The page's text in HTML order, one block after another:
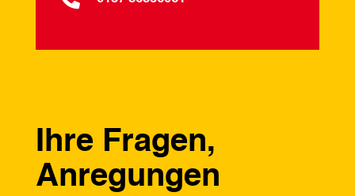
Ihre Fragen,
Anregungen